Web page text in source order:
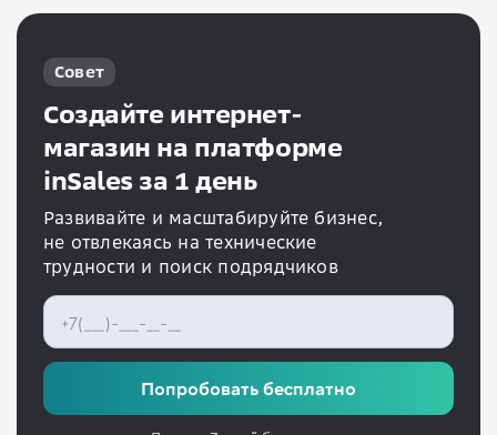
Совет
Создайте интернет-
магазин на платформе
inSales за 1 день
Развивайте и масштабируйте бизнес,
не отвлекаясь на технические
трудности и поиск подрядчиков
Попробовать бесплатно